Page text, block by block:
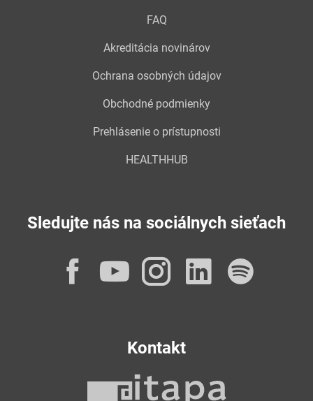
FAQ
Akreditácia novinárov
Ochrana osobných údajov
Obchodné podmienky
Prehlásenie o prístupnosti
HEALTHHUB
Sledujte nás na sociálnych sieťach
Facebook
YouTube
Instagram
Kontakt